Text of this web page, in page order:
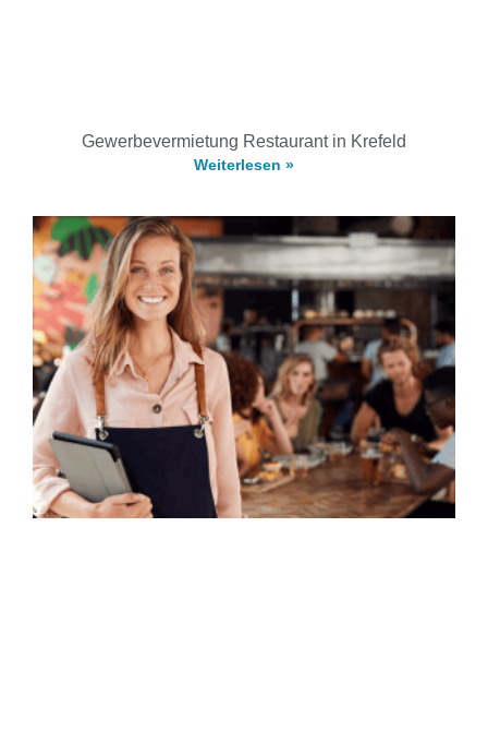
Gewerbevermietung Restaurant in Krefeld
Weiterlesen »